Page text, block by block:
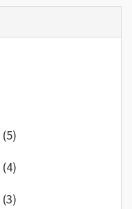
(5)
(4)
(3)